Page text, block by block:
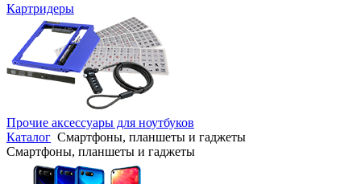
Картридеры
Прочие аксессуары для ноутбуков
Каталог Смартфоны, планшеты и гаджеты
Смартфоны, планшеты и гаджеты